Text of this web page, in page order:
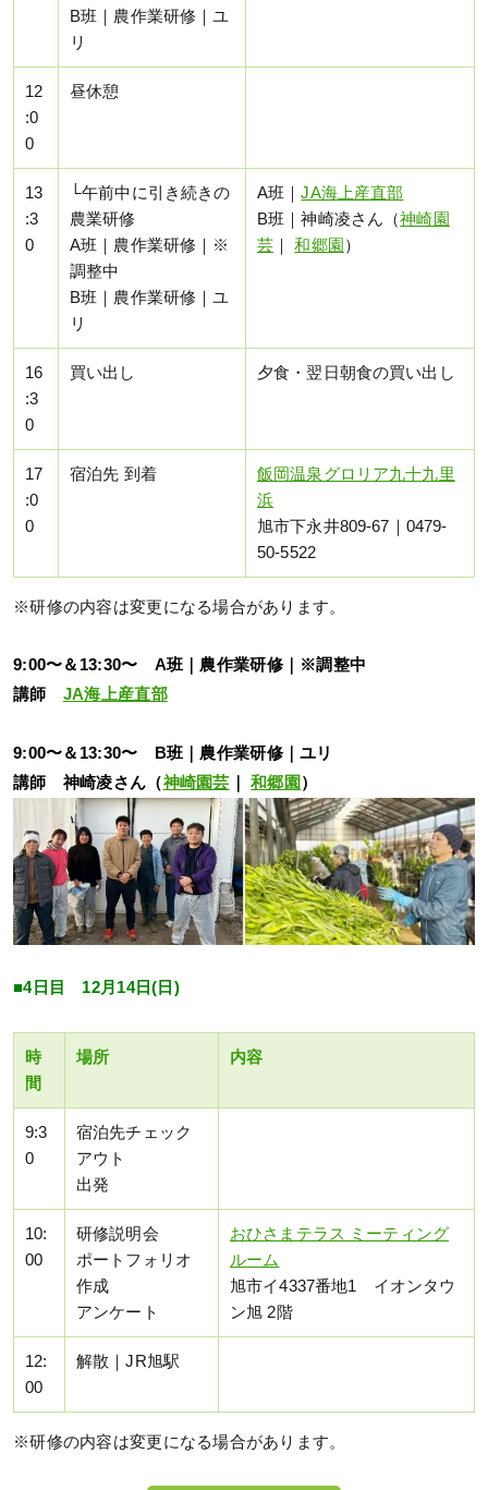
B班｜農作業研修｜ユ
リ
12
:0
0
昼休憩
13
:3
0
└午前中に引き続きの
農業研修
A班｜農作業研修｜※
調整中
B班｜農作業研修｜ユ
リ
A班｜JA海上産直部
B班｜神崎凌さん（神崎園
芸 ｜和郷園 ）
16
:3
0
買い出し 夕食・翌日朝食の買い出し
17
:0
0
宿泊先 到着
飯岡温泉グロリア九十九里
浜
旭市下永井809-67｜0479-
50-5522
※研修の内容は変更になる場合があります。
9:00〜＆13:30〜 A班｜農作業研修｜※調整中
講師 JA海上産直部
9:00〜＆13:30〜 B班｜農作業研修｜ユリ
講師 神崎凌さん（神崎園芸 ｜和郷園 ）
■4日目 12月14日(日)
時
間
場所 内容
9:3
0
宿泊先チェック
アウト
出発
10:
00
研修説明会
ポートフォリオ
作成
アンケート
おひさまテラス ミーティング
ルーム
旭市イ4337番地1 イオンタウ
ン旭 2階
12:
00
解散｜JR旭駅
※研修の内容は変更になる場合があります。